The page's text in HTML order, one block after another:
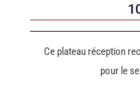
Ce plateau réception
pour le